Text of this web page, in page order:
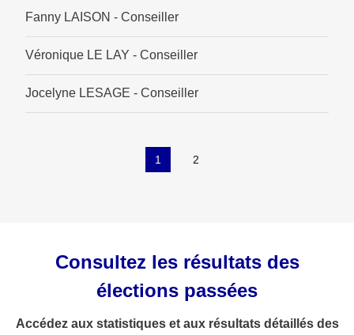
Fanny LAISON - Conseiller
Véronique LE LAY - Conseiller
Jocelyne LESAGE - Conseiller
1 2
Consultez les résultats des
élections passées
Accédez aux statistiques et aux résultats détaillés des